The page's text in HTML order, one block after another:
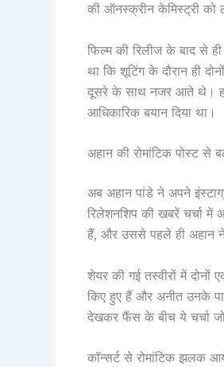
की ऑनस्क्रीन केमिस्ट्री को
फिल्म की रिलीज के बाद से
था कि शूटिंग के दौरान ही
दूसरे के साथ नजर आते थे।
आधिकारिक बयान दिया था।
अहान की रोमांटिक पोस्ट से
अब अहान पांडे ने अपने
रिलेशनशिप की खबरें चर्चा में
हैं, और उससे पहले ही अहान
शेयर की गई तस्वीरों में
किए हुए हैं और अनीत उनके
देखकर फैंस के बीच ये चर्चा
कॉन्सर्ट से रोमांटिक झलक